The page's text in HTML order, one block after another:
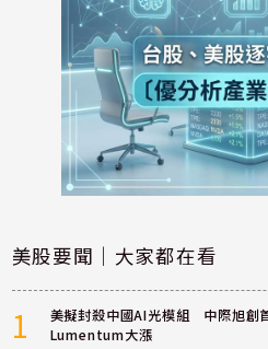
美股要聞｜大家都在看
1
美擬封殺中國AI光模組 中際旭創
Lumentum大漲